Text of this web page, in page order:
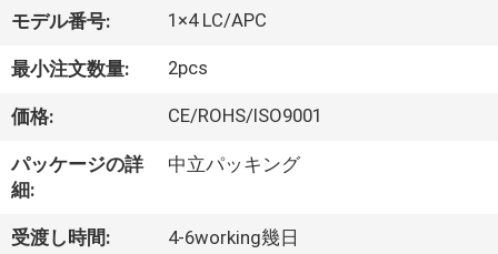
私
達
つ
い
モデル番号: 1×4 LC/APC
最小注文数量: 2pcs
価格: CE/ROHS/ISO9001
パッケージの詳
細:
中立パッキング
受渡し時間: 4-6working幾日